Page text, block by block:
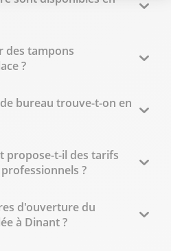
des tampons
?
bureau trouve-t-on en
propose-t-il des tarifs
?
d'ouverture du
à Dinant ?